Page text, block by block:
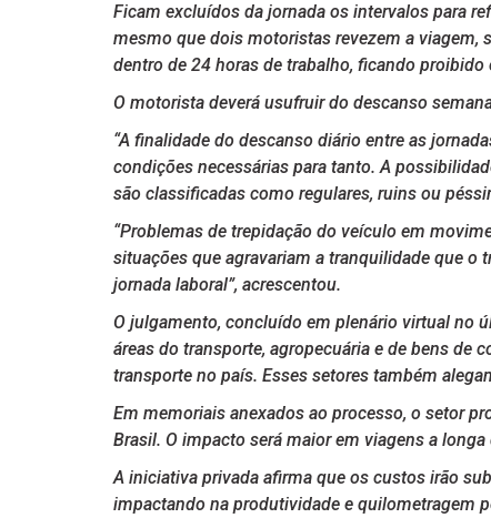
Ficam excluídos da jornada os intervalos para
mesmo que dois motoristas revezem a viagem,
dentro de 24 horas de trabalho, ficando
O motorista deverá usufruir do descanso
“A finalidade do descanso diário entre as
condições necessárias para tanto. A
são classificadas como regulares, ruins ou
“Problemas de trepidação do veículo em
situações que agravariam a tranquilidade que o
jornada laboral”, acrescentou.
O julgamento, concluído em plenário virtual no
áreas do transporte, agropecuária e de bens
transporte no país. Esses setores também
Em memoriais anexados ao processo, o setor
Brasil. O impacto será maior em viagens a
A iniciativa privada afirma que os custos irão
impactando na produtividade e quilometragem